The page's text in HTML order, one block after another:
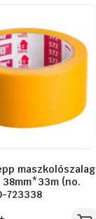
maszkolószalag
(no.
723338